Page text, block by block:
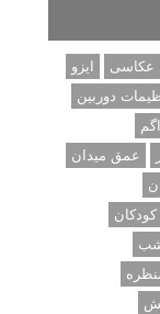
عکاسی
ایزو
دوربین
عمق میدان